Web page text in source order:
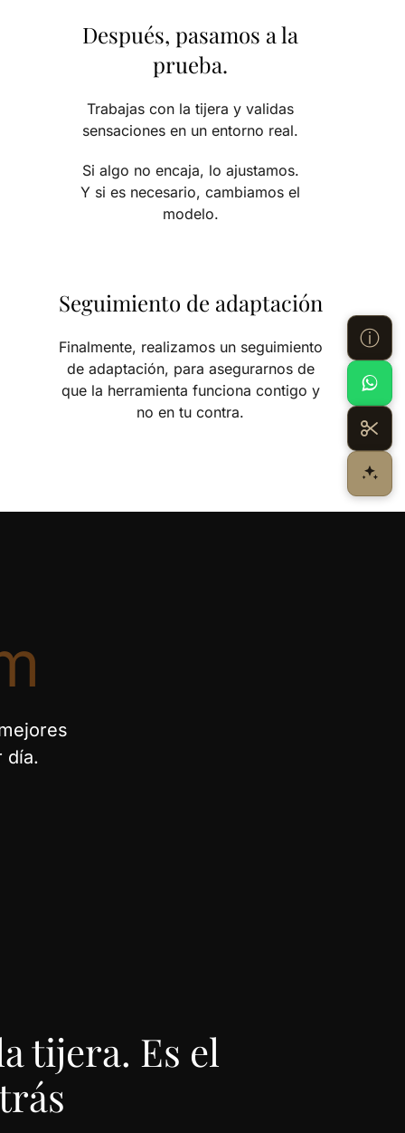
ⓘ
Después, pasamos a la
prueba.
Trabajas con la tijera y validas
sensaciones en un entorno real.
Si algo no encaja, lo ajustamos.
Y si es necesario, cambiamos el
modelo.
Seguimiento de adaptación
Finalmente, realizamos un seguimiento
de adaptación, para asegurarnos de
que la herramienta funciona contigo y
no en tu contra.
día.
tijera. Es el